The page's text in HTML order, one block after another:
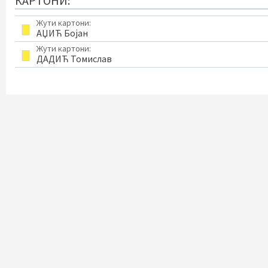
Жути картони:
АЏИЋ Бојан
Жути картони:
ДАДИЋ Томислав